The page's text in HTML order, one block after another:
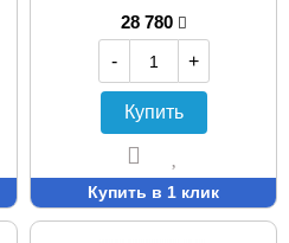
28 780
-
+
Купить
Купить в 1 клик